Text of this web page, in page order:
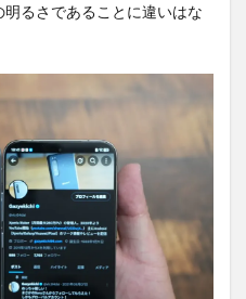
るさであることに違いはな